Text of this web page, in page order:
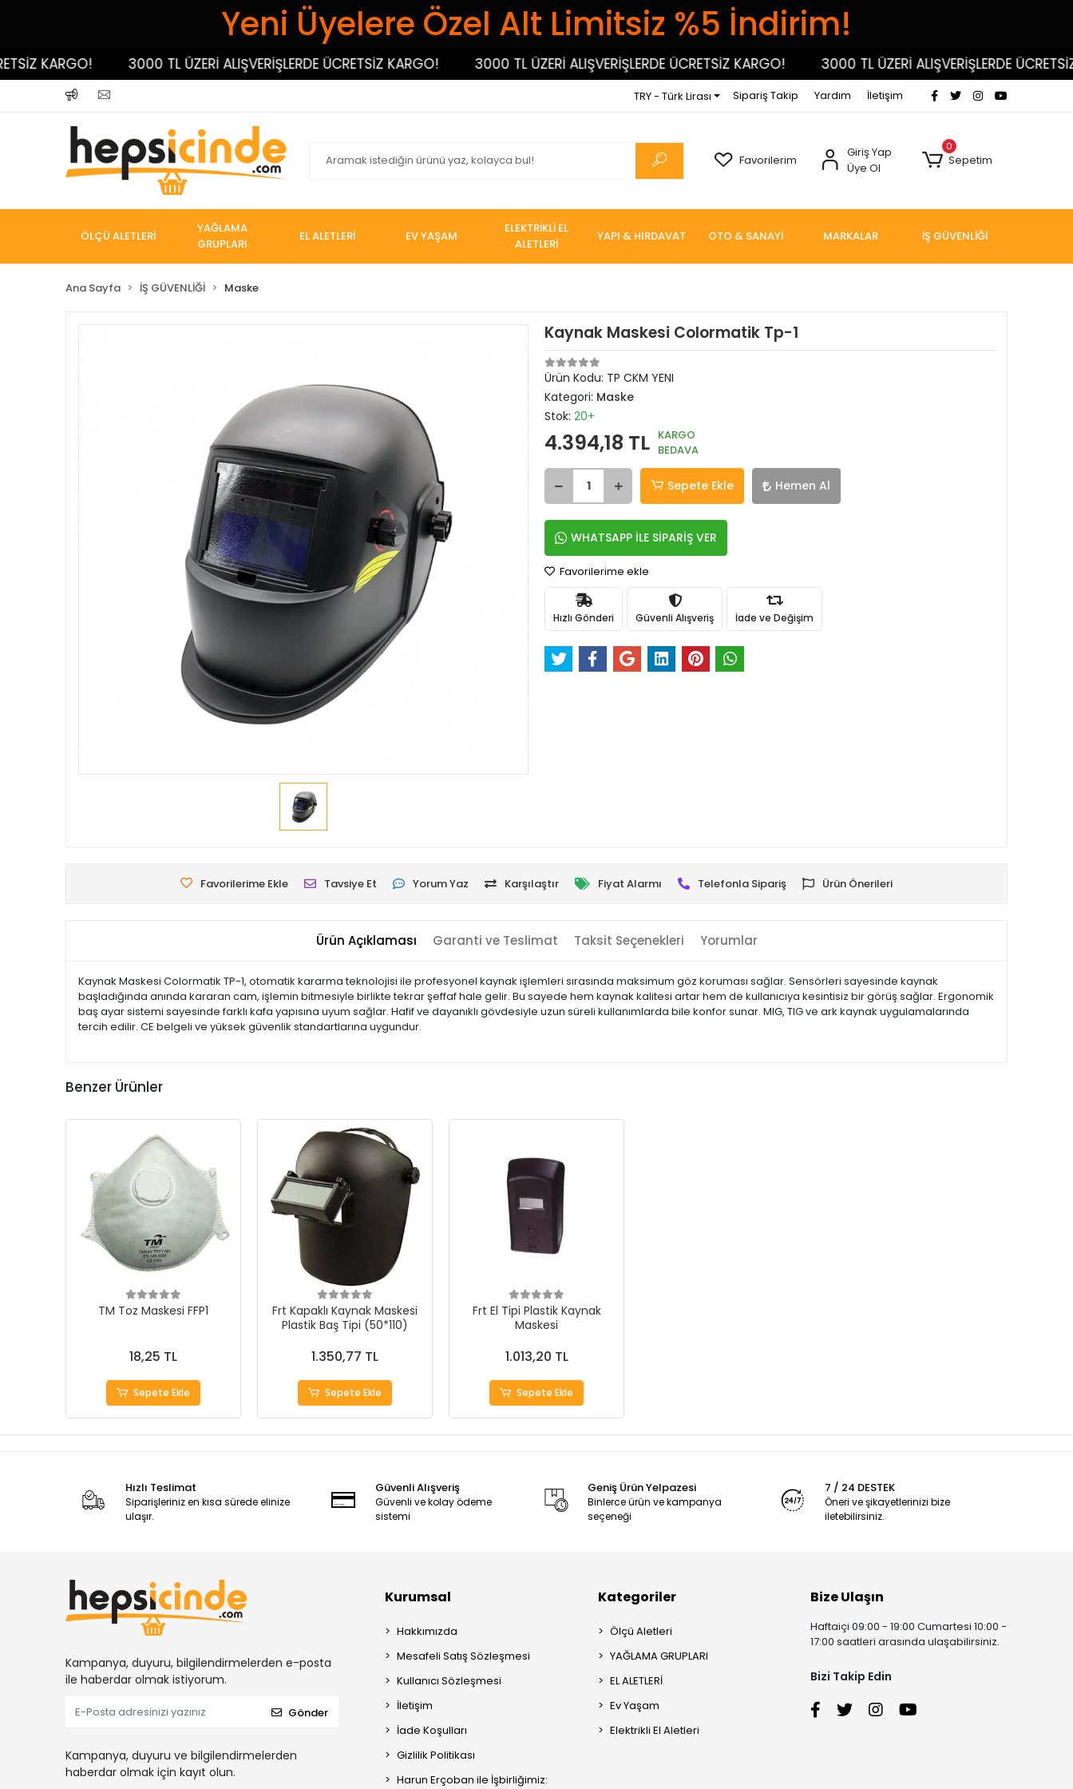
Yeni Üyelere Özel Alt Limitsiz %5 İndirim!
KARGO! 3000 TL ÜZERİ ALIŞVERİŞLERDE ÜCRETSİZ KARGO! 3000 TL ÜZERİ ALIŞVERİŞLERDE ÜCRETSİZ KARGO! 3000 TL ÜZERİ ALIŞVERİŞLERDE ÜCRETSİZ
TRY - Türk Lirası Sipariş Takip Yardım İletişim
Favorilerim
Giriş Yap
Üye Ol
0
Sepetim
ÖLÇÜ ALETLERİ
YAĞLAMA
GRUPLARI
EL ALETLERİ EV YAŞAM
ELEKTRİKLİ EL
ALETLERİ
YAPI & HIRDAVAT OTO & SANAYİ MARKALAR İŞ GÜVENLİĞİ
Ana Sayfa İŞ GÜVENLİĞİ Maske
Kaynak Maskesi Colormatik Tp-1
Ürün Kodu: TP CKM YENI
Kategori: Maske
Stok: 20+
4.394,18 TL KARGO
BEDAVA
Sepete Ekle Hemen Al
WHATSAPP İLE SİPARİŞ VER
Favorilerime ekle
Hızlı Gönderi Güvenli Alışveriş İade ve Değişim
Favorilerime Ekle Tavsiye Et Yorum Yaz Karşılaştır Fiyat Alarmı Telefonla Sipariş Ürün Önerileri
Ürün Açıklaması Garanti ve Teslimat Taksit Seçenekleri Yorumlar
Kaynak Maskesi Colormatik TP-1, otomatik kararma teknolojisi ile profesyonel kaynak işlemleri sırasında maksimum göz koruması sağlar. Sensörleri sayesinde kaynak
başladığında anında kararan cam, işlemin bitmesiyle birlikte tekrar şeffaf hale gelir. Bu sayede hem kaynak kalitesi artar hem de kullanıcıya kesintisiz bir görüş sağlar. Ergonomik
baş ayar sistemi sayesinde farklı kafa yapısına uyum sağlar. Hafif ve dayanıklı gövdesiyle uzun süreli kullanımlarda bile konfor sunar. MIG, TIG ve ark kaynak uygulamalarında
tercih edilir. CE belgeli ve yüksek güvenlik standartlarına uygundur.
Benzer Ürünler
TM Toz Maskesi FFP1
18,25 TL
Sepete Ekle
Frt Kapaklı Kaynak Maskesi
Plastik Baş Tipi (50*110)
1.350,77 TL
Sepete Ekle
Frt El Tipi Plastik Kaynak
Maskesi
1.013,20 TL
Sepete Ekle
Hızlı Teslimat
Siparişleriniz en kısa sürede elinize
ulaşır.
Güvenli Alışveriş
Güvenli ve kolay ödeme
sistemi
Geniş Ürün Yelpazesi
Binlerce ürün ve kampanya
seçeneği
7 / 24 DESTEK
Öneri ve şikayetlerinizi bize
iletebilirsiniz.
Kampanya, duyuru, bilgilendirmelerden e-posta
ile haberdar olmak istiyorum.
Gönder
Kampanya, duyuru ve bilgilendirmelerden
haberdar olmak için kayıt olun.
Kurumsal
Hakkımızda
Mesafeli Satış Sözleşmesi
Kullanıcı Sözleşmesi
İletişim
İade Koşulları
Gizlilik Politikası
Harun Erçoban ile İşbirliğimiz:
Kategoriler
Ölçü Aletleri
YAĞLAMA GRUPLARI
EL ALETLERİ
Ev Yaşam
Elektrikli El Aletleri
Bize Ulaşın
Haftaiçi 09:00 - 19:00 Cumartesi 10:00 -
17:00 saatleri arasında ulaşabilirsiniz.
Bizi Takip Edin